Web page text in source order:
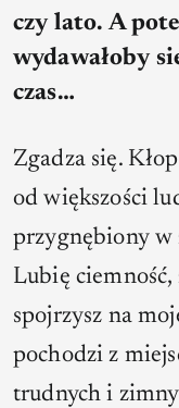
czy lato. A
wydawałoby
czas…
Zgadza się.
od większości
przygnębiony
Lubię ciemność,
spojrzysz na
pochodzi z
trudnych i